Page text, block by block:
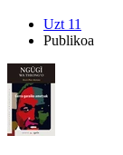
Uzt 11
Publikoa